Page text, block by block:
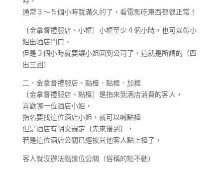
通常３～５個小時就滿久的了，看電影吃東西都很正常！
〔金拿督禮服店、小框〕小框至少４個小時，也可以帶小
姐出酒店門口，
但是３個小時就要讓小姐回到公司了，這就是所謂的（四
出三回）
二．金拿督禮服店、點檯．點框．加框
〔金拿督禮服店、點檯〕是指來到酒店消費的客人，
喜歡哪一位酒店小姐，
指名要找這位酒店小姐，就可以喊點檯
但是酒店有明文規定〔先來後到〕，
若是這位酒店公關已經被其他客人點上檯了，
客人就沒辦法點這位公關（俗稱的點不動）